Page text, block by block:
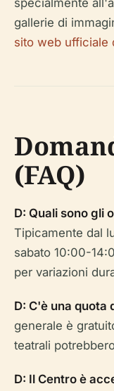
specialmente
gallerie di
sito web ufficiale
(FAQ)
D: Quali sono gli
Tipicamente dal
sabato 10:00-
per variazioni
D: C'è una quota
generale è
teatrali
D: Il Centro è